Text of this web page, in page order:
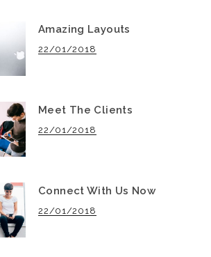
Amazing Layouts
22/01/2018
Meet The Clients
22/01/2018
Connect With Us Now
22/01/2018